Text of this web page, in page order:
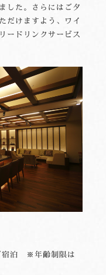
した。さらにはご夕
だけますよう、ワイ
ードリンクサービス
宿泊 ※年齢制限は